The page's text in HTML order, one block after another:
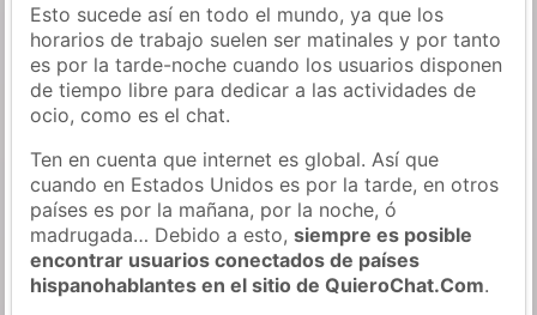
Esto sucede así en todo el mundo, ya que los
horarios de trabajo suelen ser matinales y por tanto
es por la tarde-noche cuando los usuarios disponen
de tiempo libre para dedicar a las actividades de
ocio, como es el chat.
Ten en cuenta que internet es global. Así que
cuando en Estados Unidos es por la tarde, en otros
países es por la mañana, por la noche, ó
madrugada… Debido a esto,siempre es posible
encontrar usuarios conectados de países
hispanohablantes en el sitio de QuieroChat.Com.